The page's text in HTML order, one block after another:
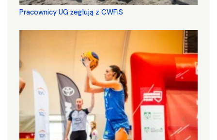
Pracownicy UG żeglują z CWFiS